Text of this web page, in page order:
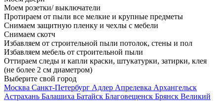
Моем розетки/ выключатели
Протираем от пыли все мелкие и крупные предметы
Снимаем защитную пленку и чехлы с мебели
Снимаем скотч
Избавляем от строительной пыли потолок, стены и пол
Избавляем мебель от строительной пыли
Оттираем следы и капли краски, штукатурки, затирки, клея
(не более 2 см диаметром)
Выберите свой город
Москва Санкт-Петербург Адлер Апрелевка Архангельск
Астрахань Балашиха Батайск Благовещенск Брянск Великий